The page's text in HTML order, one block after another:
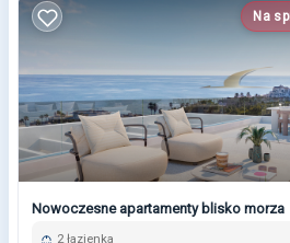
Na
Nowoczesne apartamenty blisko morza
2 łazienka